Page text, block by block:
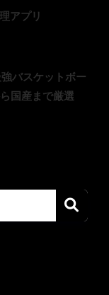
アプリ
バスケットボー
国産まで厳選